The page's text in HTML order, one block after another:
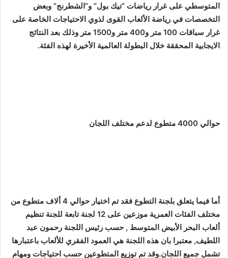
المتوسطي على غرار رياضات “تيك بول” و”الشطرنج” وبعض
التخصصات في رياضة الألعاب القوى لذوي الاحتياجات الخاصة على
غرار سباقات 100 متر و400 متر و1500 متر وذلك بعد النتائج
الايجابية المحققة خلال البطولة العالمية الأخيرة لهذه الفئة.
حوالي 4000 متطوع لدعم مختلف اللجان
أما فيما يتعلق بلجنة التطوع فقد تم اختيار حوالي 4 ألاف متطوع من
مختلف الفئات العمرية موزعين على 12 لجنة تابعة للجنة تنظيم
ألعاب البحر الأبيض المتوسط , حسب رئيس اللجنة رحمون عبد
اللطيف, معتبرا بان هذه اللجنة هي العمود الفقري للألعاب باعتبارها
تشمل جميع اللجان.وقد تم توزيع المتطوعين حسب احتياجات ومهام